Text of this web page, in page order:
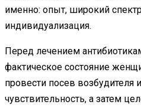
именно: опыт, широкий
индивидуализация.
Перед лечением
фактическое состояние
провести посев возбудителя
чувствительность, а затем